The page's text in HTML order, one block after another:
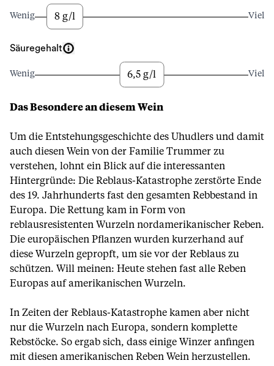
Wenig 8 g/l Viel
Säuregehalt
Wenig 6,5 g/l Viel
Das Besondere an diesem Wein
Um die Entstehungsgeschichte des Uhudlers und damit
auch diesen Wein von der Familie Trummer zu
verstehen, lohnt ein Blick auf die interessanten
Hintergründe: Die Reblaus-Katastrophe zerstörte Ende
des 19. Jahrhunderts fast den gesamten Rebbestand in
Europa. Die Rettung kam in Form von
reblausresistenten Wurzeln nordamerikanischer Reben.
Die europäischen Pflanzen wurden kurzerhand auf
diese Wurzeln gepropft, um sie vor der Reblaus zu
schützen. Will meinen: Heute stehen fast alle Reben
Europas auf amerikanischen Wurzeln.
In Zeiten der Reblaus-Katastrophe kamen aber nicht
nur die Wurzeln nach Europa, sondern komplette
Rebstöcke. So ergab sich, dass einige Winzer anfingen
mit diesen amerikanischen Reben Wein herzustellen.